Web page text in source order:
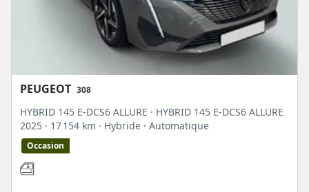
PEUGEOT 308
HYBRID 145 E-DCS6 ALLURE · HYBRID 145 E-DCS6 ALLURE
2025 · 17 154 km · Hybride · Automatique
Occasion